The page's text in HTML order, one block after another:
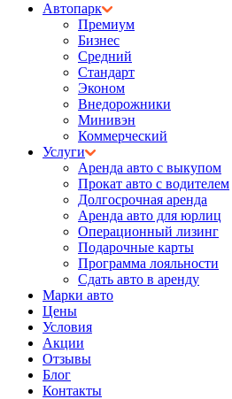
Автопарк
Премиум
Бизнес
Средний
Стандарт
Эконом
Внедорожники
Минивэн
Коммерческий
Услуги
Аренда авто с выкупом
Прокат авто с водителем
Долгосрочная аренда
Аренда авто для юрлиц
Операционный лизинг
Подарочные карты
Программа лояльности
Сдать авто в аренду
Марки авто
Цены
Условия
Акции
Отзывы
Блог
Контакты